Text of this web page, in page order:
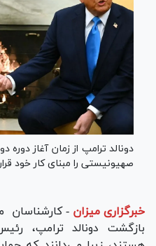
دونالد ترامپ از زمان آغاز
صهیونیستی را مبنای کار خود
خبرگزاری میزان - کارشناسان
بازگشت دونالد ترامپ،